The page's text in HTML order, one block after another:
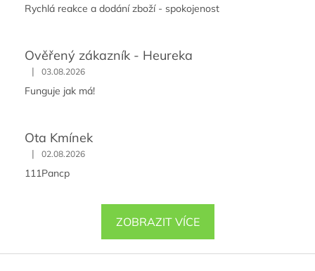
Rychlá reakce a dodání zboží - spokojenost
Ověřený zákazník - Heureka
| 03.08.2026
Funguje jak má!
Ota Kmínek
| 02.08.2026
111Pancp
ZOBRAZIT VÍCE
Z